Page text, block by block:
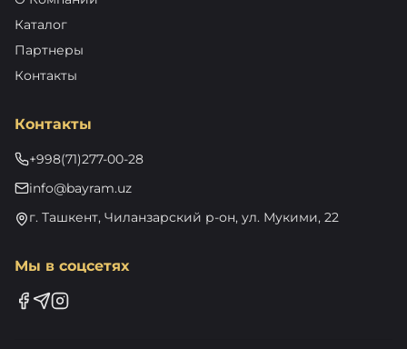
Каталог
Партнеры
Контакты
Контакты
+998(71)277-00-28
info@bayram.uz
г. Ташкент, Чиланзарский р-он, ул. Мукими, 22
Мы в соцсетях